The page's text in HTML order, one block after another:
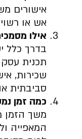
אישורים
אש או
אילו
בדרך כלל
תכנית
שכירות,
סביבתית
כמה זמן
משך הזמן
המאפייה